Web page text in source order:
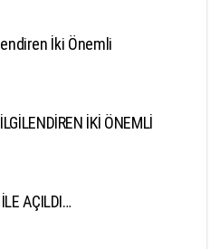
İki Önemli
İKİ ÖNEMLİ
AÇILDI…